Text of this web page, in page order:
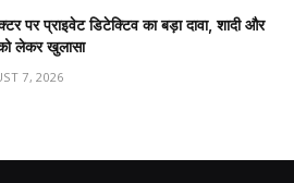
पर प्राइवेट डिटेक्टिव का बड़ा दावा, शादी और
लेकर खुलासा
7, 2026